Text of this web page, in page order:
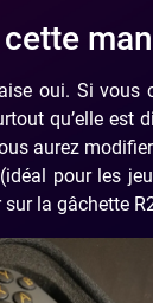
oui. Si vous
qu’elle
aurez
pour les
la gâchette